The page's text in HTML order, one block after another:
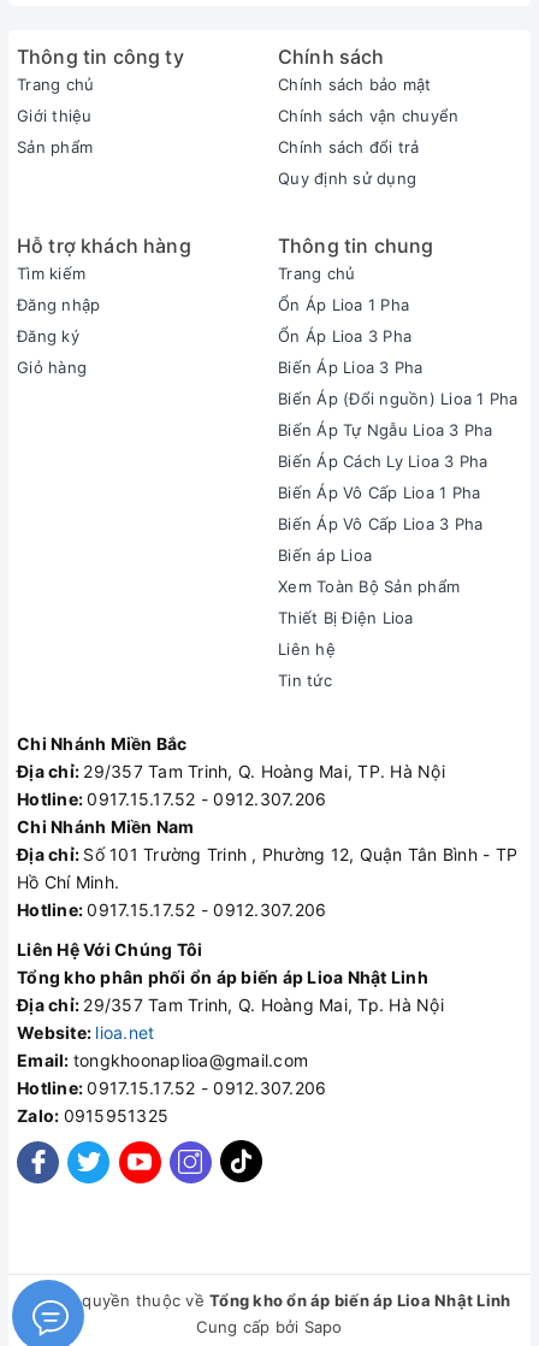
Thông tin công ty
Trang chủ
Giới thiệu
Sản phẩm
Chính sách
Chính sách bảo mật
Chính sách vận chuyển
Chính sách đổi trả
Quy định sử dụng
Hỗ trợ khách hàng
Tìm kiếm
Đăng nhập
Đăng ký
Giỏ hàng
Thông tin chung
Trang chủ
Ổn Áp Lioa 1 Pha
Ổn Áp Lioa 3 Pha
Biến Áp Lioa 3 Pha
Biến Áp (Đổi nguồn) Lioa 1 Pha
Biến Áp Tự Ngẫu Lioa 3 Pha
Biến Áp Cách Ly Lioa 3 Pha
Biến Áp Vô Cấp Lioa 1 Pha
Biến Áp Vô Cấp Lioa 3 Pha
Biến áp Lioa
Xem Toàn Bộ Sản phẩm
Thiết Bị Điện Lioa
Liên hệ
Tin tức
Chi Nhánh Miền Bắc
Địa chỉ: 29/357 Tam Trinh, Q. Hoàng Mai, TP. Hà Nội
Hotline:0917.15.17.52 - 0912.307.206
Chi Nhánh Miền Nam
Địa chỉ: Số 101 Trường Trinh , Phường 12, Quận Tân Bình - TP
Hồ Chí Minh.
Hotline:0917.15.17.52 - 0912.307.206
Liên Hệ Với Chúng Tôi
Tổng kho phân phối ổn áp biến áp Lioa Nhật Linh
Địa chỉ: 29/357 Tam Trinh, Q. Hoàng Mai, Tp. Hà Nội
Website: lioa.net
Email: tongkhoonaplioa@gmail.com
Hotline:0917.15.17.52 - 0912.307.206
Zalo: 0915951325
© Bản quyền thuộc về Tổng kho ổn áp biến áp Lioa Nhật Linh
Cung cấp bởi Sapo